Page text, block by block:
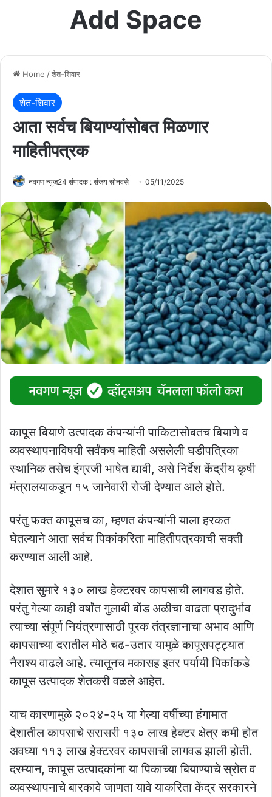
Add Space
Home /शेत-शिवार
शेत-शिवार
आता सर्वच बियाण्यांसोबत मिळणार
माहितीपत्रक
नवगण न्युज24 संपादक : संजय सोनवसे 05/11/2025
कापूस बियाणे उत्पादक कंपन्यांनी पाकिटासोबतच बियाणे व
व्यवस्थापनाविषयी सर्वंकष माहिती असलेली घडीपत्रिका
स्थानिक तसेच इंग्रजी भाषेत द्यावी, असे निर्देश केंद्रीय कृषी
मंत्रालयाकडून १५ जानेवारी रोजी देण्यात आले होते.
परंतु फक्‍त कापूसच का, म्हणत कंपन्यांनी याला हरकत
घेतल्याने आता सर्वच पिकांकरिता माहितीपत्रकाची सक्‍ती
करण्यात आली आहे.
देशात सुमारे १३० लाख हेक्‍टरवर कापसाची लागवड होते.
परंतु गेल्या काही वर्षांत गुलाबी बोंड अळीचा वाढता प्रादुर्भाव
त्याच्या संपूर्ण नियंत्रणासाठी पूरक तंत्रज्ञानाचा अभाव आणि
कापसाच्या दरातील मोठे चढ-उतार यामुळे कापूसपट्ट्यात
नैराश्‍य वाढले आहे. त्यातूनच मकासह इतर पर्यायी पिकांकडे
कापूस उत्पादक शेतकरी वळले आहेत.
याच कारणामुळे २०२४-२५ या गेल्या वर्षीच्या हंगामात
देशातील कापसाचे सरासरी १३० लाख हेक्‍टर क्षेत्र कमी होत
अवघ्या ११३ लाख हेक्‍टरवर कापसाची लागवड झाली होती.
दरम्यान, कापूस उत्पादकांना या पिकाच्या बियाण्याचे स्रोत व
व्यवस्थापनाचे बारकावे जाणता यावे याकरिता केंद्र सरकारने